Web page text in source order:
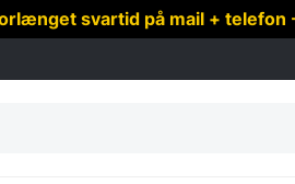
svartid på mail +